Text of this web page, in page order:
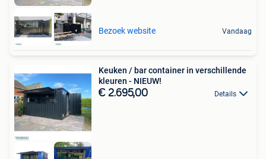
Bezoek website Vandaag
Keuken / bar container in verschillende
kleuren - NIEUW!
€ 2.695,00 Details